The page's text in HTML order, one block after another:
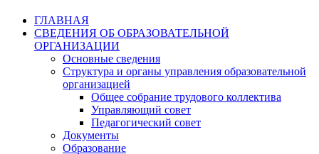
ГЛАВНАЯ
СВЕДЕНИЯ ОБ ОБРАЗОВАТЕЛЬНОЙ
ОРГАНИЗАЦИИ
Основные сведения
Структура и органы управления образовательной
организацией
Общее собрание трудового коллектива
Управляющий совет
Педагогический совет
Документы
Образование